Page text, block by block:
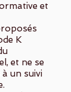
et
K
et ne se
un suivi